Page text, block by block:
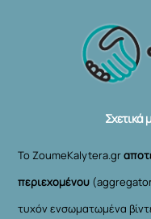
Σχετικά
Το ZoumeKalytera.gr
περιεχομένου
τυχόν ενσωματωμένα